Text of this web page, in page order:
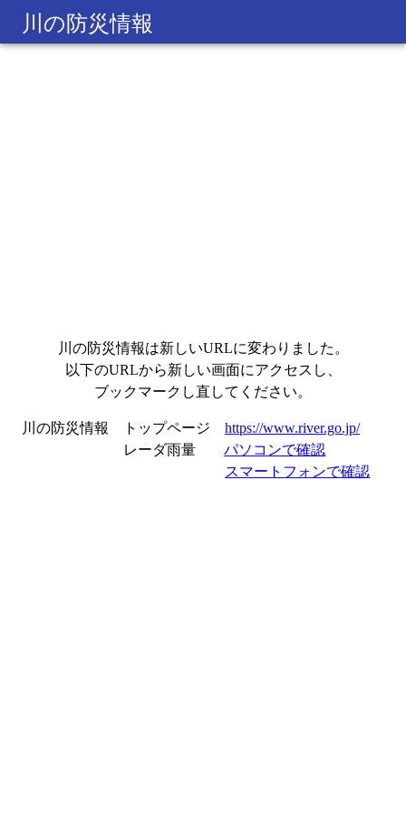
川の防災情報
川の防災情報は新しいURLに変わりました。
以下のURLから新しい画面にアクセスし、
ブックマークし直してください。
川の防災情報 トップページ
https://www.river.go.jp/
レーダ雨量
パソコンで確認
スマートフォンで確認